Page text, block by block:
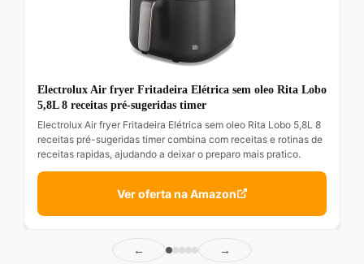
Electrolux Air fryer Fritadeira Elétrica sem oleo Rita Lobo
5,8L 8 receitas pré-sugeridas timer
Electrolux Air fryer Fritadeira Elétrica sem oleo Rita Lobo 5,8L 8
receitas pré-sugeridas timer combina com receitas e rotinas de
receitas rapidas, ajudando a deixar o preparo mais pratico.
Ver oferta na Amazon
← →